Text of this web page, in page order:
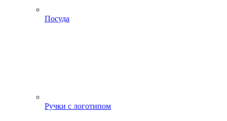
Посуда
Ручки с логотипом